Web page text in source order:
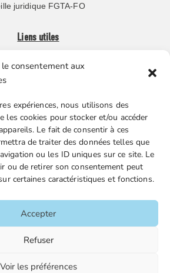
le consentement aux
expériences, nous utilisons des
les cookies pour stocker et/ou accéder
Le fait de consentir à ces
de traiter des données telles que
ou les ID uniques sur ce site. Le
ou de retirer son consentement peut
certaines caractéristiques et fonctions.
Accepter
Refuser
Voir les préférences
juridique FGTA-FO
Liens utiles
Boutique en ligne
Nos partenaires
Gestion des cookies
Victor Hugo – 92170 Vanves / 01 86
Accueil
Contacts
Mentions légales